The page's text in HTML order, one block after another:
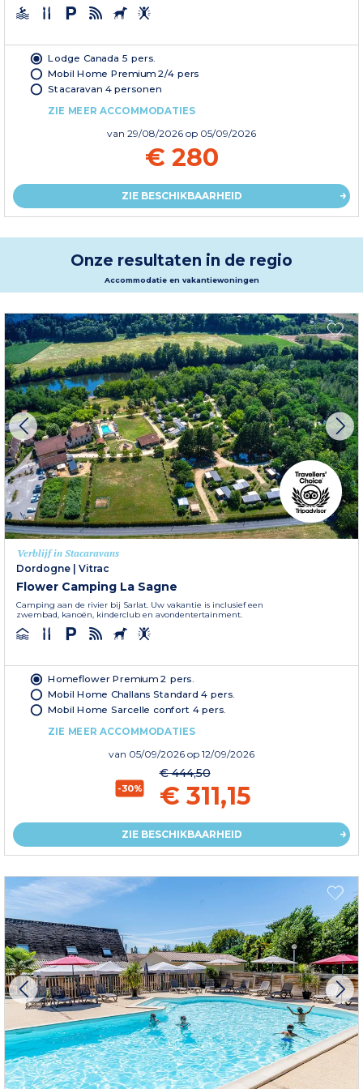
Lodge Canada 5 pers.
Mobil Home Premium 2/4 pers
Stacaravan 4 personen
ZIE MEER ACCOMMODATIES
van 29/08/2026 op 05/09/2026
€ 280
ZIE BESCHIKBAARHEID
Onze resultaten in de regio
Accommodatie en vakantiewoningen
Verblijf in Stacaravans
Dordogne
Vitrac
Flower Camping La Sagne
Camping aan de rivier bij Sarlat. Uw vakantie is inclusief een
zwembad, kanoën, kinderclub en avondentertainment.
Homeflower Premium 2 pers.
Mobil Home Challans Standard 4 pers.
Mobil Home Sarcelle confort 4 pers.
ZIE MEER ACCOMMODATIES
van 05/09/2026 op 12/09/2026
-30%
€ 444,50
€ 311,15
ZIE BESCHIKBAARHEID